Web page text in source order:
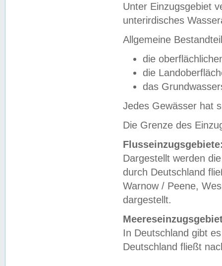
Unter Einzugsgebiet
unterirdisches
Allgemeine
die
die
das
Jedes Gewässer hat
Die Grenze des
Dargestellt werden
durch Deutschland
Warnow / Peene,
dargestellt.
In Deutschland gibt
Deutschland fließt